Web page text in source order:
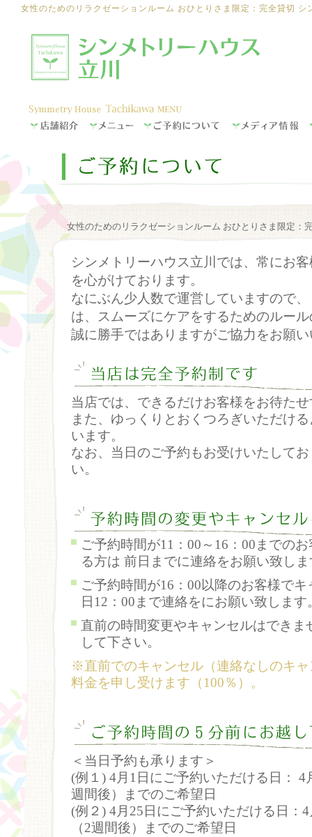
女性のためのリラクゼーションルーム おひとりさま限定：完全貸切 シ
女性のためのリラクゼーションルーム おひとりさま限定：
シンメトリーハウス立川では、常にお
を心がけております。
なにぶん少人数で運営していますので
は、スムーズにケアをするためのルー
誠に勝手ではありますがご協力をお願
当店では、できるだけお客様をお待た
また、ゆっくりとおくつろぎいただけ
います。
なお、当日のご予約もお受けいたして
い。
ご予約時間が11：00～16：00までの
る方は 前日までに連絡をお願い致し
ご予約時間が16：00以降のお客様で
日12：00まで連絡をにお願い致します
直前の時間変更やキャンセルはでき
して下さい。
※直前でのキャンセル（連絡なしのキ
料金を申し受けます（100％）。
＜当日予約も承ります＞
(例１) 4月1日にご予約いただける日：
週間後）までのご希望日
(例２) 4月25日にご予約いただける日：
（2週間後）までのご希望日